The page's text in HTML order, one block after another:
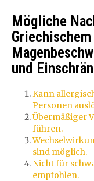
Mögliche
und
Kann
Personen
Übermäßiger
führen.
sind möglich.
Nicht für
empfohlen.